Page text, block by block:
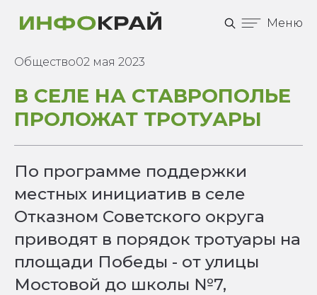
Меню
Общество02 мая 2023
В СЕЛЕ НА СТАВРОПОЛЬЕ
ПРОЛОЖАТ ТРОТУАРЫ
По программе поддержки
местных инициатив в селе
Отказном Советского округа
приводят в порядок тротуары на
площади Победы - от улицы
Мостовой до школы №7,